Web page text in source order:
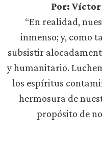
Por: Víctor
“En realidad,
inmenso; y, como
subsistir
y humanitario.
los espíritus
hermosura de
propósito de